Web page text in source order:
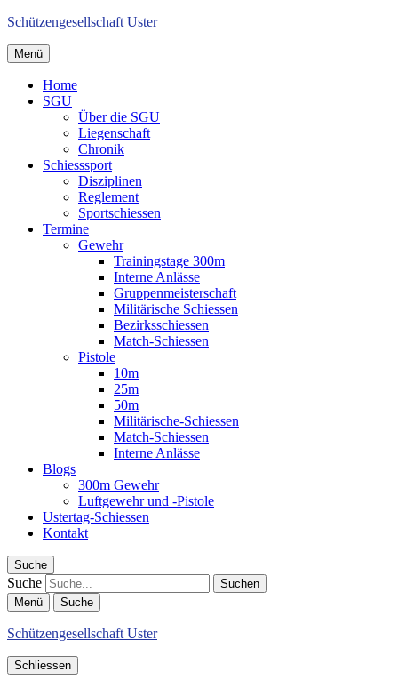
Schützengesellschaft Uster
Menü
Home
SGU
Über die SGU
Liegenschaft
Chronik
Schiesssport
Disziplinen
Reglement
Sportschiessen
Termine
Gewehr
Trainingstage 300m
Interne Anlässe
Gruppenmeisterschaft
Militärische Schiessen
Bezirksschiessen
Match-Schiessen
Pistole
10m
25m
50m
Militärische-Schiessen
Match-Schiessen
Interne Anlässe
Blogs
300m Gewehr
Luftgewehr und -Pistole
Ustertag-Schiessen
Kontakt
Suche
Suche
Menü Suche
Schützengesellschaft Uster
Schliessen